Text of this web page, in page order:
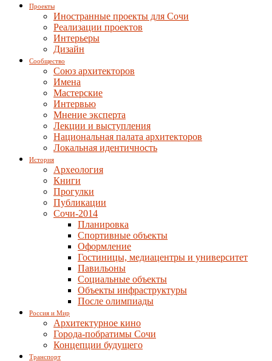
Проекты
Иностранные проекты для Сочи
Реализации проектов
Интерьеры
Дизайн
Сообщество
Союз архитекторов
Имена
Мастерские
Интервью
Мнение эксперта
Лекции и выступления
Национальная палата архитекторов
Локальная идентичность
История
Археология
Книги
Прогулки
Публикации
Сочи-2014
Планировка
Спортивные объекты
Оформление
Гостиницы, медиацентры и университет
Павильоны
Социальные объекты
Объекты инфраструктуры
После олимпиады
Россия и Мир
Архитектурное кино
Города-побратимы Сочи
Концепции будущего
Транспорт